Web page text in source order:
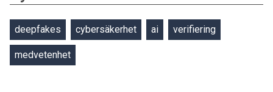
deepfakes cybersäkerhet ai verifiering
medvetenhet